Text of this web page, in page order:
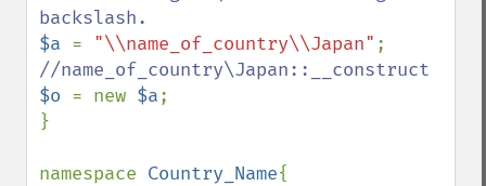
$a = "\\name_of_country\\Japan"
$o = new $a;
}
namespace Country_Name{